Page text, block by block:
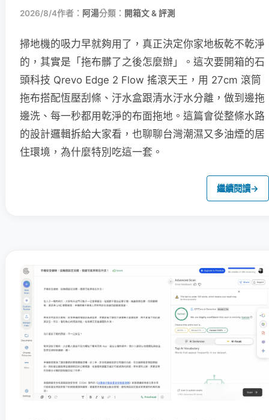
2026/8/4作者： 阿湯分類： 開箱文 & 評測
掃地機的吸力早就夠用了，真正決定你家地板乾不乾淨
的，其實是「拖布髒了之後怎麼辦」。這次要開箱的石
頭科技 Qrevo Edge 2 Flow 搖滾天王，用 27cm 滾筒
拖布搭配恆壓刮條、汙水盒跟清水汙水分離，做到邊拖
邊洗、每一秒都用乾淨的布面拖地。這篇會從整條水路
的設計邏輯拆給大家看，也聊聊台灣潮濕又多油煙的居
住環境，為什麼特別吃這一套。
繼續閱讀→